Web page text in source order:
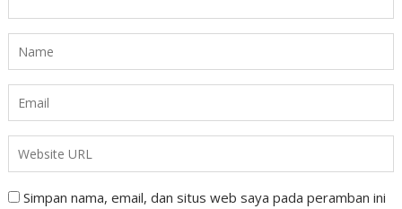
Simpan nama, email, dan situs web saya pada peramban ini